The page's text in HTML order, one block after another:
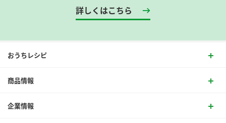
詳しくはこちら
おうちレシピ
商品情報
企業情報